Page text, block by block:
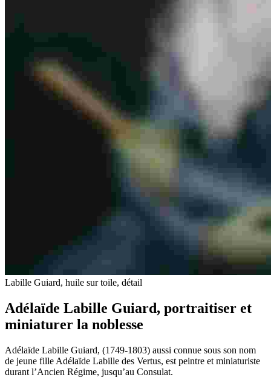
Labille Guiard, huile sur toile, détail
Adélaïde Labille Guiard, portraitiser et
miniaturer la noblesse
Adélaïde Labille Guiard, (1749-1803) aussi connue sous son nom
de jeune fille Adélaïde Labille des Vertus, est peintre et miniaturiste
durant l’Ancien Régime, jusqu’au Consulat.